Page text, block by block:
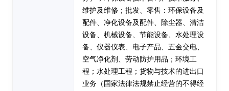
维护及维修；批发、零售：环保设备及
配件、净化设备及配件、除尘器、清洁
设备、机械设备、节能设备、水处理设
备、仪器仪表、电子产品、五金交电、
空气净化剂、劳动防护用品；环境工
程；水处理工程；货物与技术的进出口
业务（国家法律法规禁止经营的不得经